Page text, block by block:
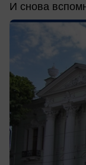
И снова